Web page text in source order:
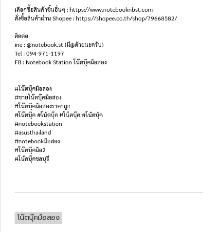
เลือกซื้อสินค้าชิ้นอื่นๆ : https://www.notebooknbst.com
สั่งซื้อสินค้าผ่าน Shopee : https://shopee.co.th/shop/79668582/
ติดต่อ
ine : @notebook.st (มี@ด้วยนะครับ)
Tel : 094-971-1197
FB : Notebook Station โน๊ตบุ๊คมือสอง
#โน๊ตบุ๊คมือสอง
#ขายโน๊ตบุ๊คมือสอง
#โน๊ตบุ๊คมือสองราคาถูก
#โน๊ตบุ๊ค #โน้ตบุ๊ค #โน็ตบุ๊ค #โน้ตบุ้ค
#notebookstation
#asusthailand
#notebookมือสอง
#โน๊ตบุ๊คมือ2
#โน้คบุ๊คชลบุรี
โน๊ตบุ๊คมือสอง